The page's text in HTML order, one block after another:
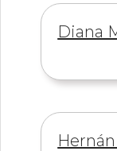
Diana